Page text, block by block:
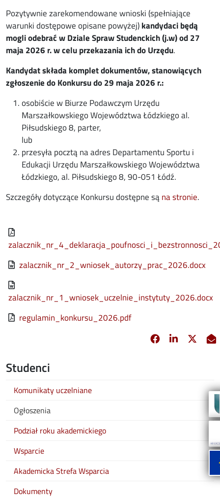
Pozytywnie zarekomendowane wnioski (spełniające
warunki dostępowe opisane powyżej)kandydaci będą
mogli odebrać w Dziale Spraw Studenckich (j.w) od 27
maja 2026 r. w celu przekazania ich do Urzędu.
Kandydat składa komplet dokumentów, stanowiących
zgłoszenie do Konkursu do 29 maja 2026 r.:
osobiście w Biurze Podawczym Urzędu
Marszałkowskiego Województwa Łódzkiego al.
Piłsudskiego 8, parter,
lub
przesyła pocztą na adres Departamentu Sportu i
Edukacji Urzędu Marszałkowskiego Województwa
Łódzkiego, al. Piłsudskiego 8, 90-051 Łódź.
Szczegóły dotyczące Konkursu dostępne sąna stronie.
File
File zalacznik_nr_2_wniosek_autorzy_prac_2026.docx
File
zalacznik_nr_1_wniosek_uczelnie_instytuty_2026.docx
File regulamin_konkursu_2026.pdf
Facebook
opens in new
Linkedin
opens in
X
Studenci
Komunikaty uczelniane
Ogłoszenia
Podział roku akademickiego
Wsparcie
Akademicka Strefa Wsparcia
Dokumenty